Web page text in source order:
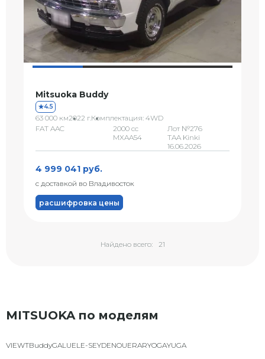
Mitsuoka Buddy
4.5
63 000 км2022 г.Комплектация: 4WD
FAT AAC
2000 сс
MXAA54
Лот №276
TAA Kinki
16.06.2026
4 999 041 руб.
с доставкой во Владивосток
расшифровка цены
Найдено всего: 21
MITSUOKA по моделям
VIEWTBuddyGALUELE-SEYDENOUERARYOGAYUGA